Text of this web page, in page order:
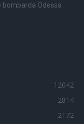
bombarda Odessa
12042
2814
2172